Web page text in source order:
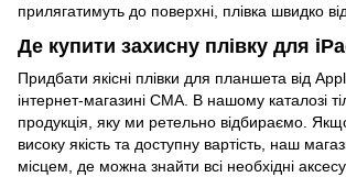
прилягатимуть до поверхні, плівка швидко
Де купити захисну плівку для
Придбати якісні плівки для планшета від
інтернет-магазині СМА. В нашому каталозі
продукція, яку ми ретельно відбираємо.
високу якість та доступну вартість, наш
місцем, де можна знайти всі необхідні